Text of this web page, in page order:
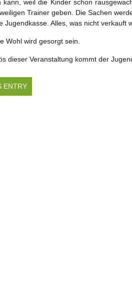
kann, weil die Kinder schon
Trainer geben. Die Sachen
Jugendkasse. Alles, was nicht verkauft
Wohl wird gesorgt sein.
dieser Veranstaltung kommt der
ENTRY